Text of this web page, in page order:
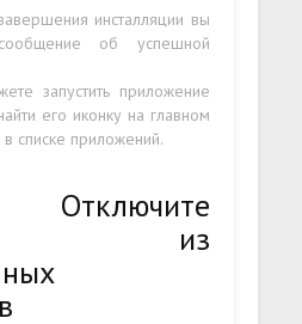
инсталляции вы
об успешной
запустить приложение
его иконку на главном
списке приложений.
из